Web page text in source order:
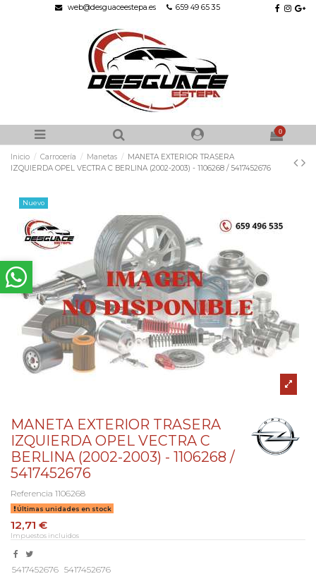
web@desguaceestepa.es 659 49 65 35
0
Inicio Carrocería Manetas
MANETA EXTERIOR TRASERA
IZQUIERDA OPEL VECTRA C BERLINA (2002-2003) - 1106268 / 5417452676
Nuevo
MANETA EXTERIOR TRASERA
IZQUIERDA OPEL VECTRA C
BERLINA (2002-2003) - 1106268 /
5417452676
Referencia 1106268
Últimas unidades en stock
12,71 €
Impuestos incluidos
5417452676 5417452676